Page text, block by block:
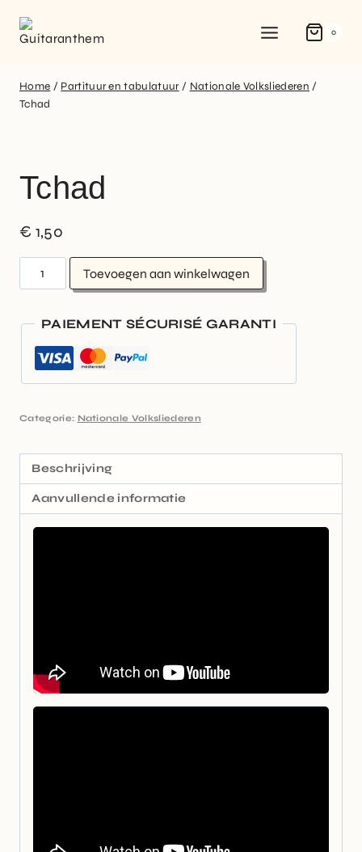
0
Home / Partituur en tabulatuur / Nationale Volksliederen /
Tchad
Tchad
€ 1,50
Toevoegen aan winkelwagen
PAIEMENT SÉCURISÉ GARANTI
Categorie: Nationale Volksliederen
Beschrijving
Aanvullende informatie